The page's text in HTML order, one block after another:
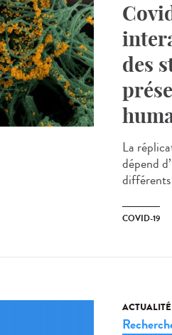
des
La
dépend
COVID-19
ACTUALITÉ